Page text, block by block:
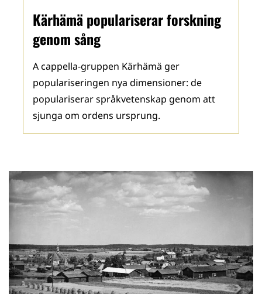
Kärhämä populariserar forskning
genom sång
A cappella-gruppen Kärhämä ger
populariseringen nya dimensioner: de
populariserar språkvetenskap genom att
sjunga om ordens ursprung.